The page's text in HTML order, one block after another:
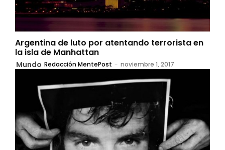
Argentina de luto por atentando terrorista en
la isla de Manhattan
Mundo Redacción MentePost - noviembre 1, 2017